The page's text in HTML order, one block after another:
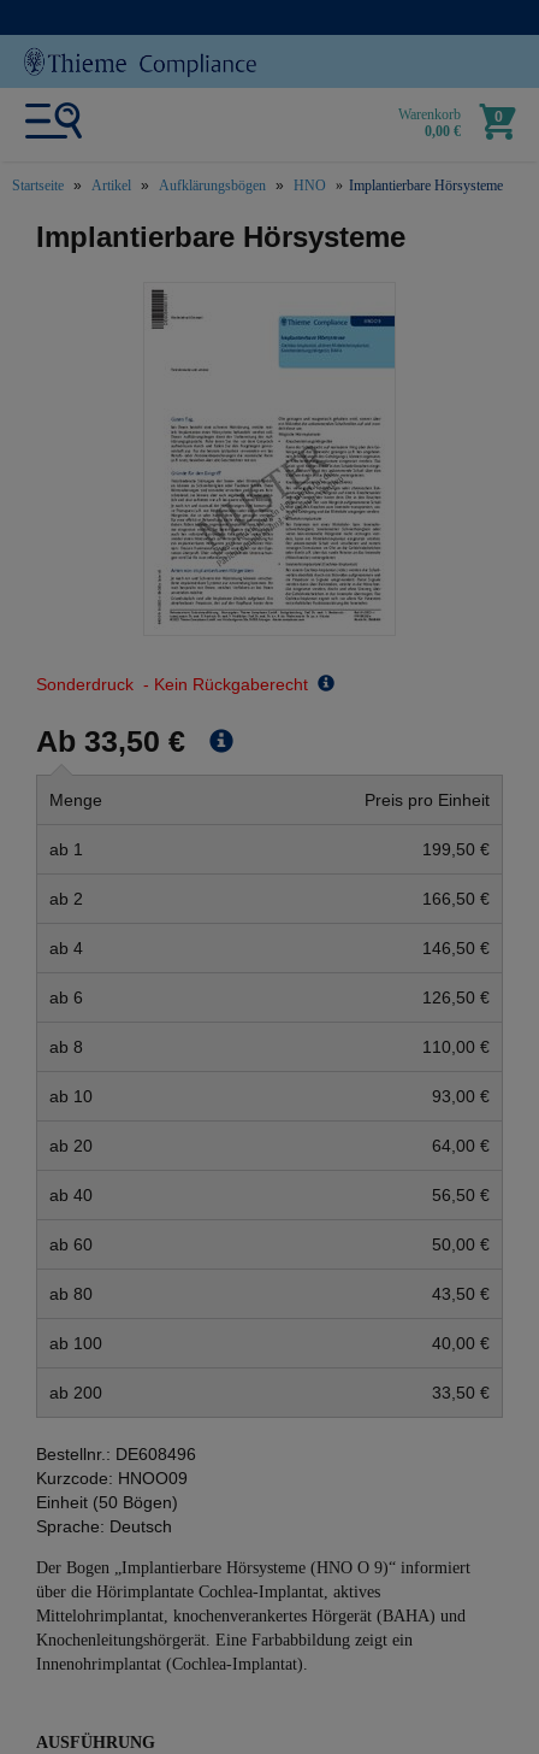
Warenkorb
0,00 €
0
Startseite Artikel Aufklärungsbögen HNO Implantierbare Hörsysteme
text.skipToContent
text.skipToNavigation
Implantierbare Hörsysteme
Sonderdruck - Kein Rückgaberecht
Ab 33,50 €
Menge Preis pro Einheit
ab 1 199,50 €
ab 2 166,50 €
ab 4 146,50 €
ab 6 126,50 €
ab 8 110,00 €
ab 10 93,00 €
ab 20 64,00 €
ab 40 56,50 €
ab 60 50,00 €
ab 80 43,50 €
ab 100 40,00 €
ab 200 33,50 €
Bestellnr.: DE608496
Kurzcode: HNOO09
Einheit (50 Bögen)
Sprache: Deutsch
Der Bogen „Implantierbare Hörsysteme (HNO O 9)“ informiert
über die Hörimplantate Cochlea-Implantat, aktives
Mittelohrimplantat, knochenverankertes Hörgerät (BAHA) und
Knochenleitungshörgerät. Eine Farbabbildung zeigt ein
Innenohrimplantat (Cochlea-Implantat).
AUSFÜHRUNG